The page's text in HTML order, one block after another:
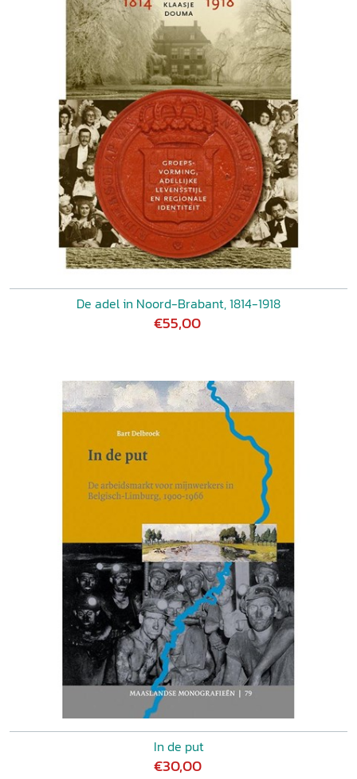
De adel in Noord-Brabant, 1814-1918
€55,00
In de put
€30,00